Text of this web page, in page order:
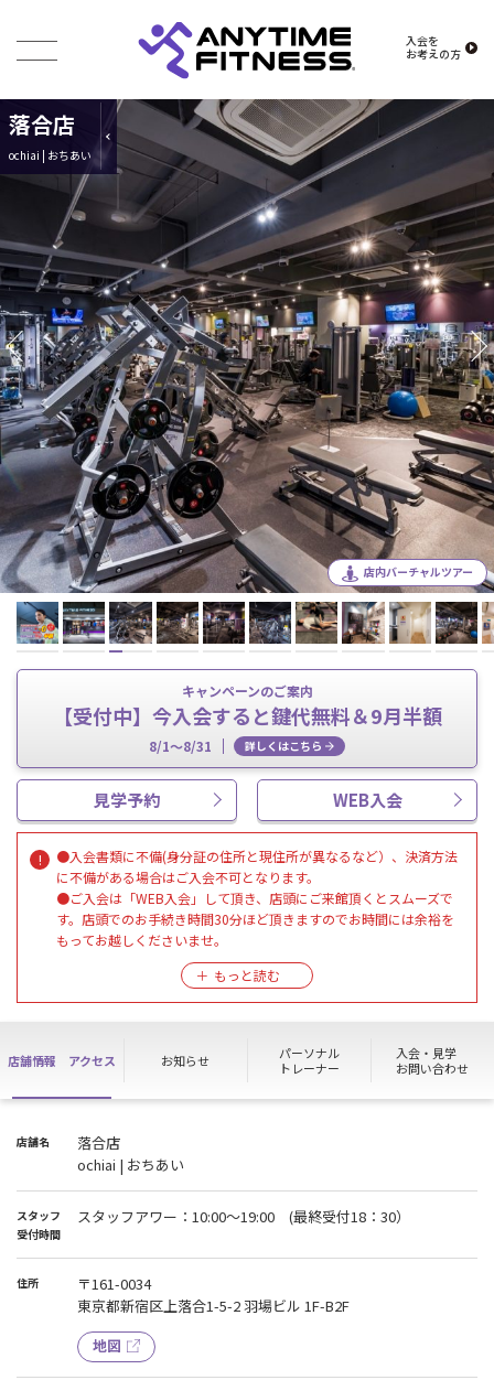
入会を
お考えの方
落合店
ochiai | おちあい
店内バーチャルツアー
キャンペーンのご案内
【受付中】今入会すると鍵代無料＆9月半額
8/1～8/31 詳しくはこちら
見学予約 WEB入会
●入会書類に不備(身分証の住所と現住所が異なるなど）、決済方法
に不備がある場合はご入会不可となります。
●ご入会は「WEB入会」して頂き、店頭にご来館頂くとスムーズで
す。店頭でのお手続き時間30分ほど頂きますのでお時間には余裕を
もってお越しくださいませ。
※定員に達した場合、受付を停止させて頂きます。※受付再開はホ
ームページに記載させて頂きます。
※落合店退会後1年未満の方は月/キャンペーンが適用不可となりま
●ご入会時の初期費用や未納金などのお支払いは現金払い不可の
為、クレジットカード、交通系ＩＣ、バーコード決済をご持参くだ
店舗情報 アクセス お知らせ
パーソナル
トレーナー
入会・見学
お問い合わせ
店舗名
落合店
ochiai | おちあい
スタッフ
受付時間
スタッフアワー：10:00〜19:00 (最終受付18：30）
住所
〒161-0034
東京都新宿区上落合1-5-2 羽場ビル 1F-B2F
地図